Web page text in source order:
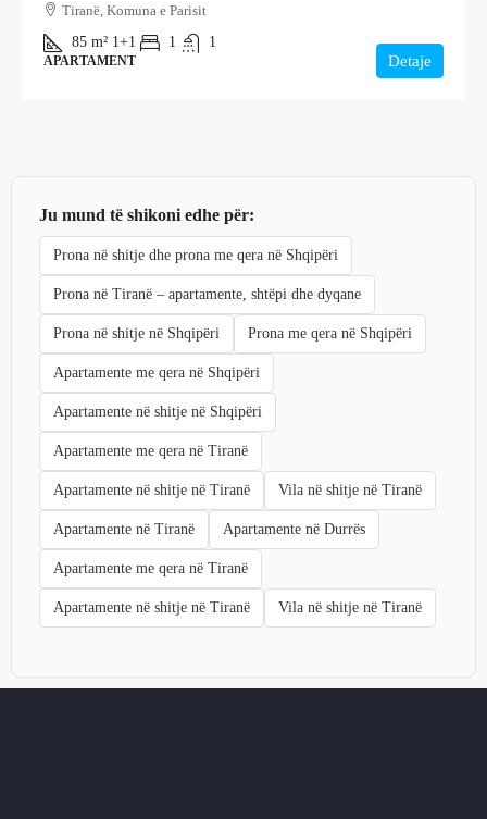
Tiranë, Komuna e Parisit
85 m² 1+1 1 1
APARTAMENT Detaje
Ju mund të shikoni edhe për:
Prona në shitje dhe prona me qera në Shqipëri
Prona në Tiranë – apartamente, shtëpi dhe dyqane
Prona në shitje në Shqipëri Prona me qera në Shqipëri
Apartamente me qera në Shqipëri
Apartamente në shitje në Shqipëri
Apartamente me qera në Tiranë
Apartamente në shitje në Tiranë Vila në shitje në Tiranë
Apartamente në Tiranë Apartamente në Durrës
Apartamente me qera në Tiranë
Apartamente në shitje në Tiranë Vila në shitje në Tiranë